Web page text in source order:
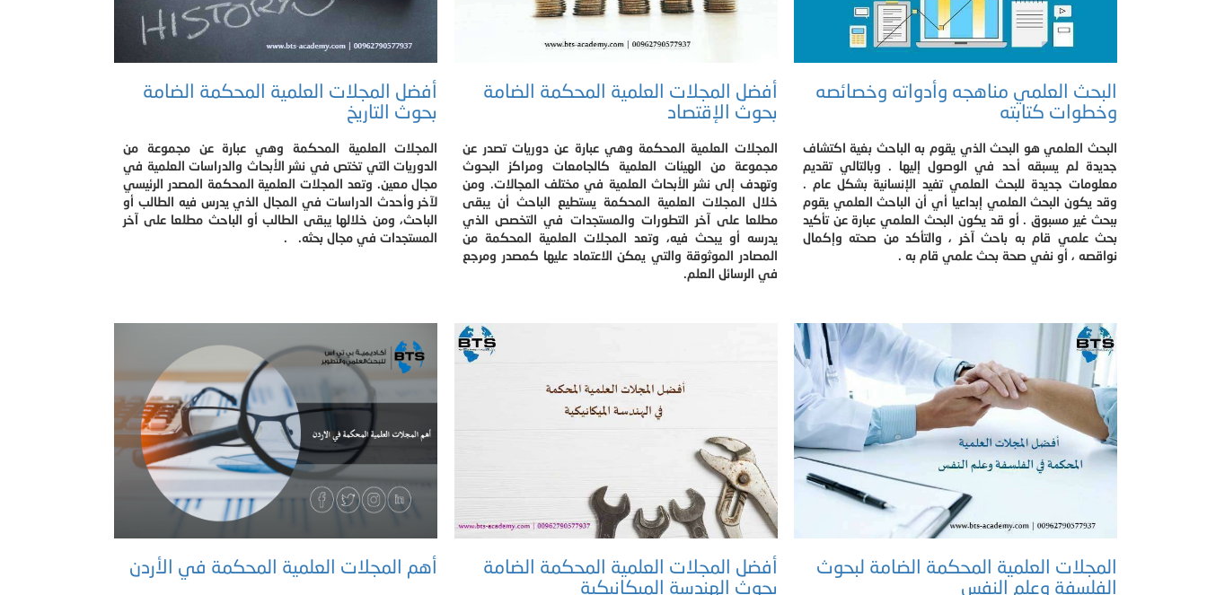
البحث العلمي مناهجه وأدواته وخصائصه
وخطوات كتابته
البحث العلمي هو البحث الذي يقوم به الباحث بغية اكتشاف
جديدة لم يسبقه أحد في الوصول إليها . وبالتالي تقديم
معلومات جديدة للبحث العلمي تفيد الإنسانية بشكل عام .
وقد يكون البحث العلمي إبداعيا أي أن الباحث العلمي يقوم
ببحث غير مسبوق . أو قد يكون البحث العلمي عبارة عن تأكيد
بحث علمي قام به باحث آخر ، والتأكد من صحته وإكمال
نواقصه ، أو نفي صحة بحث علمي قام به .
أفضل المجلات العلمية المحكمة الضامة
بحوث الإقتصاد
المجلات العلمية المحكمة وهي عبارة عن دوريات تصدر عن
مجموعة من الهيئات العلمية كالجامعات ومراكز البحوث
وتهدف إلى نشر الأبحاث العلمية في مختلف المجالات. ومن
خلال المجلات العلمية المحكمة يستطيع الباحث أن يبقى
مطلعا على آخر التطورات والمستجدات في التخصص الذي
يدرسه أو يبحث فيه، وتعد المجلات العلمية المحكمة من
المصادر الموثوقة والتي يمكن الاعتماد عليها كمصدر ومرجع
في الرسائل العلم.
أفضل المجلات العلمية المحكمة الضامة
بحوث التاريخ​
المجلات العلمية المحكمة وهي عبارة عن مجموعة من
الدوريات التي تختص في نشر الأبحاث والدراسات العلمية في
مجال معين. وتعد المجلات العلمية المحكمة المصدر الرئيسي
لآخر وأحدث الدراسات في المجال الذي يدرس فيه الطالب أو
الباحث، ومن خلالها يبقى الطالب أو الباحث مطلعا على آخر
المستجدات في مجال بحثه. .
المجلات العلمية المحكمة الضامة لبحوث
الفلسفة وعلم النفس
أفضل المجلات العلمية المحكمة الضامة
بحوث الهندسة الميكانيكية
أهم المجلات العلمية المحكمة في الأردن